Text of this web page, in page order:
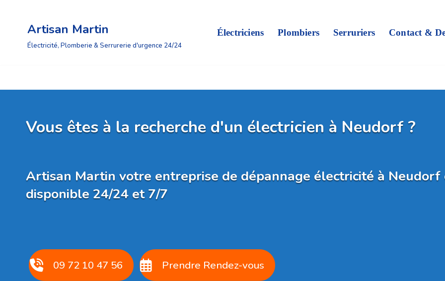
Artisan Martin
Électricité, Plomberie & Serrurerie d'urgence 24/24
Électriciens Plombiers Serruriers Contact &
Vous êtes à la recherche d'un électricien à Neudorf ?
Artisan Martin votre entreprise de dépannage électricité à Neudorf
disponible 24/24 et 7/7
09 72 10 47 56 Prendre Rendez-vous